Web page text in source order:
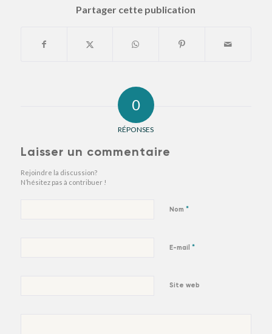
Partager cette publication
0
RÉPONSES
Laisser un commentaire
Rejoindre la discussion?
N’hésitez pas à contribuer !
Nom *
E-mail *
Site web